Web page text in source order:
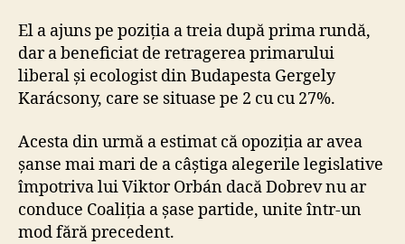
El a ajuns pe poziția a treia după prima rundă,
dar a beneficiat de retragerea primarului
liberal și ecologist din Budapesta Gergely
Karácsony, care se situase pe 2 cu cu 27%.
Acesta din urmă a estimat că opoziția ar avea
șanse mai mari de a câștiga alegerile legislative
împotriva lui Viktor Orbán dacă Dobrev nu ar
conduce Coaliția a șase partide, unite într-un
mod fără precedent.